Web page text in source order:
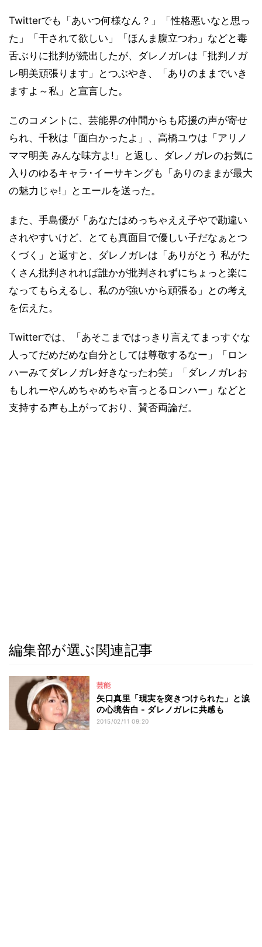
Twitterでも「あいつ何様なん？」「性格悪いなと思っ
た」「干されて欲しい」「ほんま腹立つわ」などと毒
舌ぶりに批判が続出したが、ダレノガレは「批判ノガ
レ明美頑張ります」とつぶやき、「ありのままでいき
ますよ～私」と宣言した。
このコメントに、芸能界の仲間からも応援の声が寄せ
られ、千秋は「面白かったよ」、高橋ユウは「アリノ
ママ明美 みんな味方よ!」と返し、ダレノガレのお気に
入りのゆるキャラ･イーサキングも「ありのままが最大
の魅力じゃ!」とエールを送った。
また、手島優が「あなたはめっちゃええ子やで️勘違い
されやすいけど、とても真面目で優しい子だなぁとつ
くづく」と返すと、ダレノガレは「ありがとう 私がた
くさん批判されれば誰かが批判されずにちょっと楽に
なってもらえるし、私のが強いから頑張る」との考え
を伝えた。
Twitterでは、「あそこまではっきり言えてまっすぐな
人ってだめだめな自分としては尊敬するなー」「ロン
ハーみてダレノガレ好きなったわ笑」「ダレノガレお
もしれーやんめちゃめちゃ言っとるロンハー」などと
支持する声も上がっており、賛否両論だ。
編集部が選ぶ関連記事
芸能
矢口真里「現実を突きつけられた」と涙
の心境告白 - ダレノガレに共感も
2015/02/11 09:20